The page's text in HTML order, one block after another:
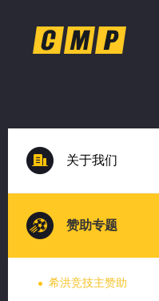
返水高达
1.0%
返水高达
1.0%
时时彩、PK10、香港彩
返水高达
1.10
返水高达
1.20
老虎机，捕鱼，真人
关于我们
赞助专题
希洪竞技主赞助